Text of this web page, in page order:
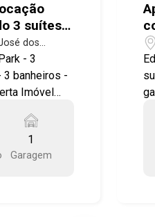
3 suítes -
dos
- 3
banheiros -
todos
1
Garagem
-